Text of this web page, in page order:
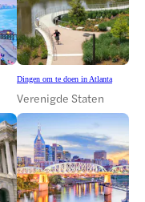
Dingen om te doen in Atlanta
Verenigde Staten